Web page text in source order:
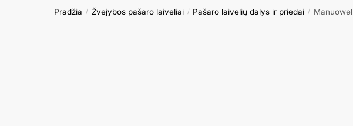
Pradžia / Žvejybos pašaro laiveliai / Pašaro laivelių dalys ir priedai /